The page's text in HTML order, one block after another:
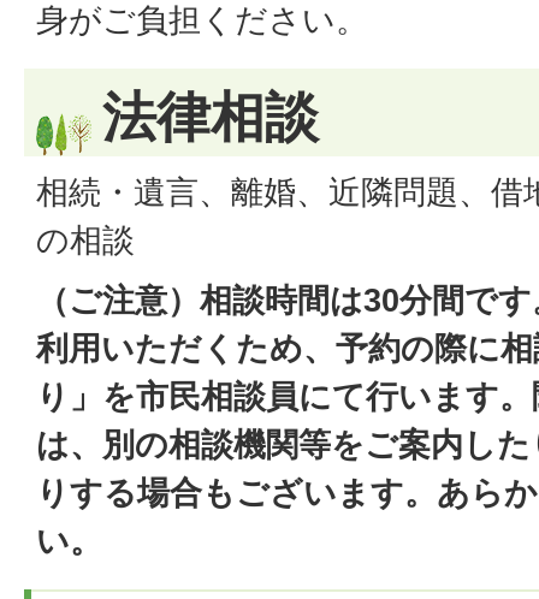
身がご負担ください。
法律相談
相続・遺言、離婚、近隣問題、
の相談
（ご注意）相談時間は30分間で
利用いただくため、予約の際に
り」を市民相談員にて行います
は、別の相談機関等をご案内し
りする場合もございます。あら
い。